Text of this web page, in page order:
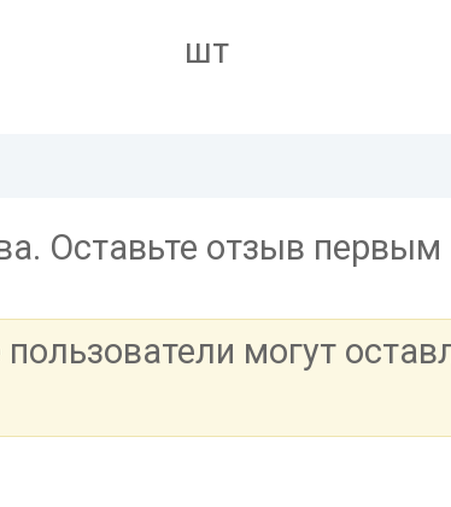
шт
Оставьте отзыв первым
могут